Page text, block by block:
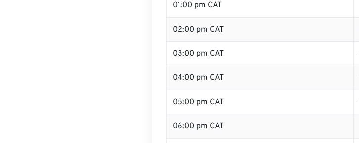
01:00 pm CAT
02:00 pm CAT
03:00 pm CAT
04:00 pm CAT
05:00 pm CAT
06:00 pm CAT